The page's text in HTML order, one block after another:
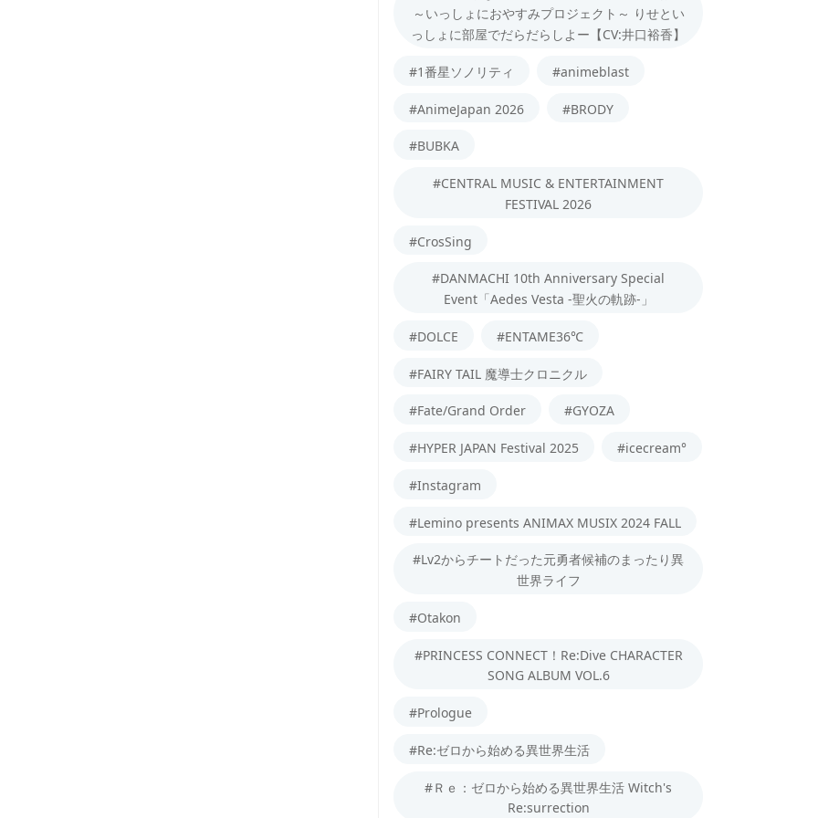
～いっしょにおやすみプロジェクト～ りせとい
っしょに部屋でだらだらしよー【CV:井口裕香】
#1番星ソノリティ #animeblast
#AnimeJapan 2026 #BRODY
#BUBKA
#CENTRAL MUSIC & ENTERTAINMENT
FESTIVAL 2026
#CrosSing
#DANMACHI 10th Anniversary Special
Event「Aedes Vesta -聖火の軌跡-」
#DOLCE #ENTAME36℃
#FAIRY TAIL 魔導士クロニクル
#Fate/Grand Order #GYOZA
#HYPER JAPAN Festival 2025 #icecream°
#Instagram
#Lemino presents ANIMAX MUSIX 2024 FALL
#Lv2からチートだった元勇者候補のまったり異
世界ライフ
#Otakon
#PRINCESS CONNECT！Re:Dive CHARACTER
SONG ALBUM VOL.6
#Prologue
#Re:ゼロから始める異世界生活
#Ｒｅ：ゼロから始める異世界生活 Witch's
Re:surrection